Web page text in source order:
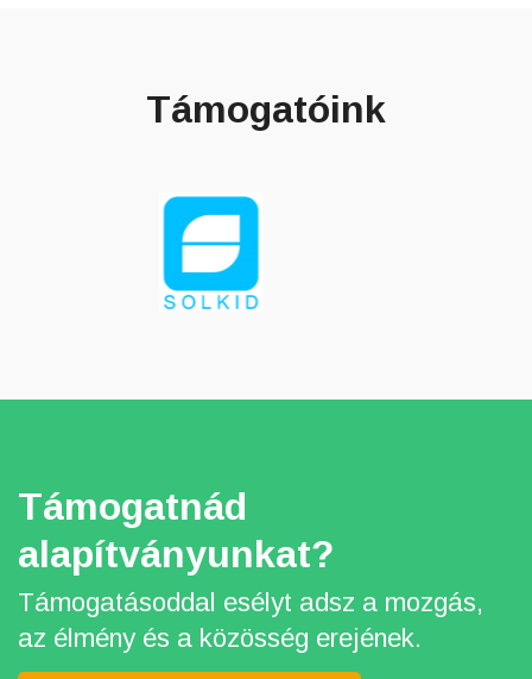
Támogatóink
Támogatnád
alapítványunkat?
Támogatásoddal esélyt adsz a mozgás,
az élmény és a közösség erejének.